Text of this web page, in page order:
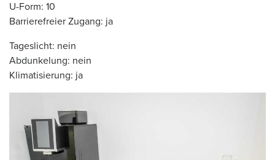
U-Form: 10
Barrierefreier Zugang: ja
Tageslicht: nein
Abdunkelung: nein
Klimatisierung: ja